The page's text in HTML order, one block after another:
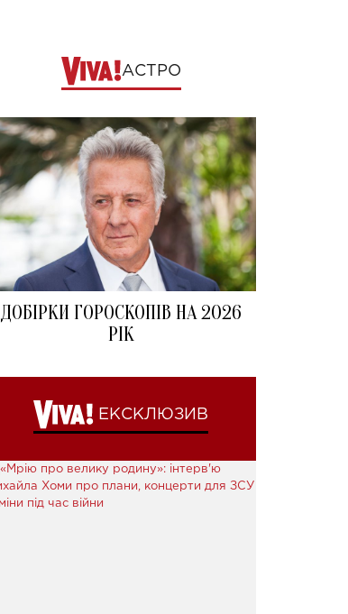
АСТРО
ДОБІРКИ ГОРОСКОПІВ НА 2026
РІК
ЕКСКЛЮЗИВ